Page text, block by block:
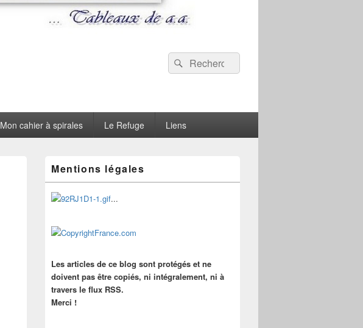
Recherche :
Rechercher
Mon cahier à spirales Le Refuge Liens
principale
de
widget
pour
barre
latérale
Mentions légales
...
Les articles de ce blog sont protégés et ne
doivent pas être copiés, ni intégralement, ni à
travers le flux RSS.
Merci !